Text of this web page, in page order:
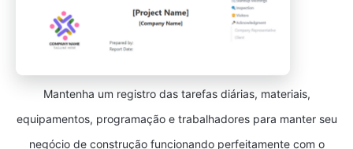
Mantenha um registro das tarefas diárias, materiais,
equipamentos, programação e trabalhadores para manter seu
negócio de construção funcionando perfeitamente com o